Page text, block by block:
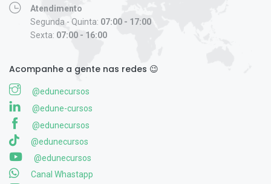
Atendimento
Segunda - Quinta: 07:00 - 17:00
Sexta: 07:00 - 16:00
Acompanhe a gente nas redes 😉
@edunecursos
@edune-cursos
@edunecursos
@edunecursos
@edunecursos
Canal Whastapp